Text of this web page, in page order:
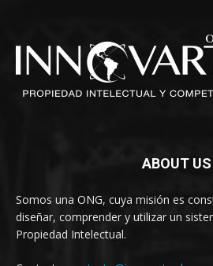
ABOUT US
Somos una ONG, cuya misión es
diseñar, comprender y utilizar un
Propiedad Intelectual.